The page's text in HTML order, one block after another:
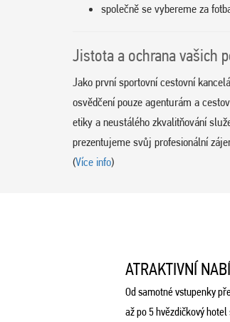
společně se vybereme za
Jistota a ochrana vašich
Jako první sportovní cestovní
osvědčení pouze agenturám a
etiky a neustálého zkvalitňování
prezentujeme svůj profesionální
(Více info)
ATRAKTIVNÍ
Od samotné vstupenky
až po 5 hvězdičkový